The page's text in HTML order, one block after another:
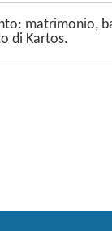
matrimonio,
di Kartos.